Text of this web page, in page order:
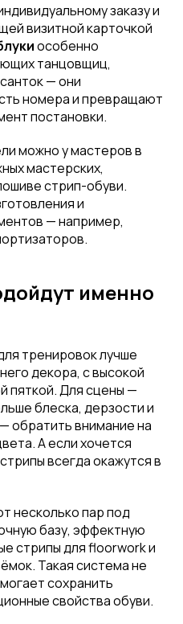
-10% на первую
на нашу рассылку
первой!
на обработку своих
152-ФЗ.
заказу и
визитной карточкой
особенно
танцовщиц,
— они
номера и превращают
постановки.
можно у мастеров в
мастерских,
стрип-обуви.
и
— например,
именно
тренировок лучше
декора, с высокой
пяткой. Для сцены —
блеска, дерзости и
обратить внимание на
А если хочется
всегда окажутся в
несколько пар под
базу, эффектную
стрипы для floorwork и
Такая система не
сохранить
свойства обуви.